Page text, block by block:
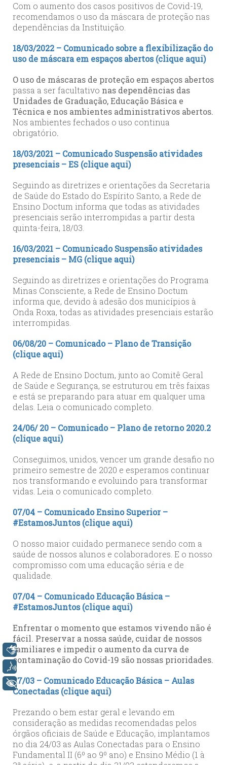
Com o aumento dos casos positivos de Covid-19,
recomendamos o uso da máscara de proteção nas
dependências da Instituição.
18/03/2022 – Comunicado sobre a flexibilização do
uso de máscara em espaços abertos (clique aqui)
O uso de máscaras de proteção em espaços abertos
passa a ser facultativo nas dependências das
Unidades de Graduação, Educação Básica e
Técnica e nos ambientes administrativos abertos.
Nos ambientes fechados o uso continua
obrigatório.
18/03/2021 – Comunicado Suspensão atividades
presenciais – ES (clique aqui)
Seguindo as diretrizes e orientações da Secretaria
de Saúde do Estado do Espírito Santo, a Rede de
Ensino Doctum informa que todas as atividades
presenciais serão interrompidas a partir desta
quinta-feira, 18/03.
16/03/2021 – Comunicado Suspensão atividades
presenciais – MG (clique aqui)
Seguindo as diretrizes e orientações do Programa
Minas Consciente, a Rede de Ensino Doctum
informa que, devido à adesão dos municípios à
Onda Roxa, todas as atividades presenciais estarão
interrompidas.
06/08/20 – Comunicado – Plano de Transição
(clique aqui)
A Rede de Ensino Doctum, junto ao Comitê Geral
de Saúde e Segurança, se estruturou em três faixas
e está se preparando para atuar em qualquer uma
delas. Leia o comunicado completo.
24/06/ 20 – Comunicado – Plano de retorno 2020.2
(clique aqui)
Conseguimos, unidos, vencer um grande desafio no
primeiro semestre de 2020 e esperamos continuar
nos transformando e evoluindo para transformar
vidas. Leia o comunicado completo.
07/04 – Comunicado Ensino Superior –
#EstamosJuntos (clique aqui)
O nosso maior cuidado permanece sendo com a
saúde de nossos alunos e colaboradores. E o nosso
compromisso com uma educação séria e de
qualidade.
07/04 – Comunicado Educação Básica –
#EstamosJuntos (clique aqui)
Enfrentar o momento que estamos vivendo não é
fácil. Preservar a nossa saúde, cuidar de nossos
familiares e impedir o aumento da curva de
contaminação do Covid-19 são nossas prioridades.
27/03 – Comunicado Educação Básica – Aulas
Conectadas (clique aqui)
Prezando o bem estar geral e levando em
consideração as medidas recomendadas pelos
órgãos oficiais de Saúde e Educação, implantamos
no dia 24/03 as Aulas Conectadas para o Ensino
Fundamental II (6º ao 9º ano) e Ensino Médio (1 à
Libras
+ Acessibilidade